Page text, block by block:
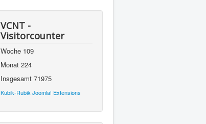
VCNT -
Visitorcounter
Woche 109
Monat 224
Insgesamt 71975
Kubik-Rubik Joomla! Extensions